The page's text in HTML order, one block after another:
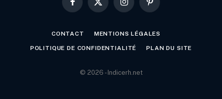
Facebook
X
InstagramPinterest
CONTACT MENTIONS LÉGALES
POLITIQUE DE CONFIDENTIALITÉ PLAN DU SITE
© 2026 - Indicerh.net